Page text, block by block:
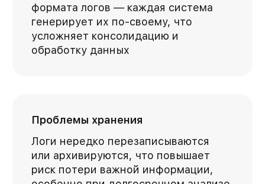
формата логов — каждая система
генерирует их по-своему, что
усложняет консолидацию и
обработку данных
Проблемы хранения
Логи нередко перезаписываются
или архивируются, что повышает
риск потери важной информации,